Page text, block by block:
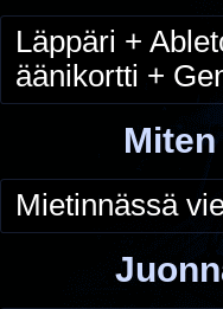
Läppäri +
äänikortti +
Mietinnässä